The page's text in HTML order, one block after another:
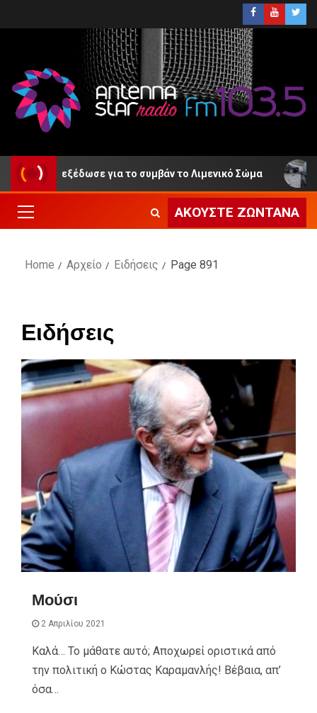
εξέδωσε για το συμβάν το Λιμενικό Σώμα ΕΛ.ΑΣ. –
ΑΚΟΎΣΤΕ ΖΩΝΤΑΝΆ
Home Αρχείο Ειδήσεις Page 891
Ειδήσεις
Μούσι
2 Απριλίου 2021
Καλά… Το μάθατε αυτό; Αποχωρεί οριστικά από
την πολιτική ο Κώστας Καραμανλής! Βέβαια, απ’
όσα…